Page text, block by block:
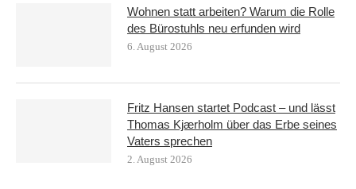
Wohnen statt arbeiten? Warum die Rolle
des Bürostuhls neu erfunden wird
6. August 2026
Fritz Hansen startet Podcast – und lässt
Thomas Kjærholm über das Erbe seines
Vaters sprechen
2. August 2026